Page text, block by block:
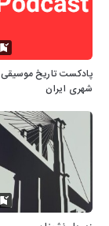
پادکست تاریخ موسیقی
شهری ایران